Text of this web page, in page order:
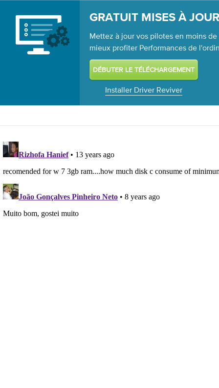
GRATUIT MISES À
Mettez à jour vos pilotes en moins
mieux profiter Performances de
Installer Driver Reviver